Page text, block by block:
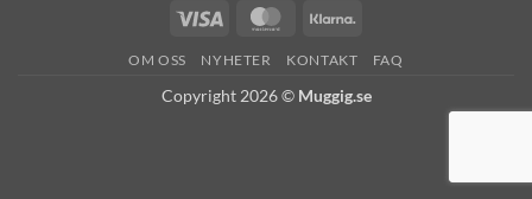
Visa MasterCard
OM OSS NYHETER KONTAKT FAQ
Copyright 2026 © Muggig.se